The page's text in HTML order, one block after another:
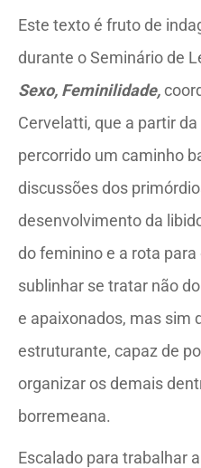
Este texto é fruto de
durante o Seminário de
Sexo, Feminilidade,
Cervelatti, que a partir
percorrido um caminho
discussões dos
desenvolvimento da
do feminino e a rota
sublinhar se tratar não
e apaixonados, mas sim
estruturante, capaz de
organizar os demais
borremeana.
Escalado para trabalhar a